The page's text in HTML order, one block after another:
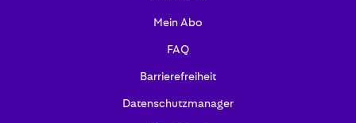
Mein Abo
FAQ
Barrierefreiheit
Datenschutzmanager